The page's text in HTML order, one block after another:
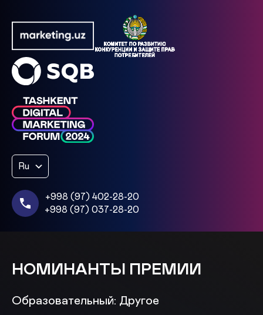
Ru
+998 (97) 402-28-20
+998 (97) 037-28-20
НОМИНАНТЫ ПРЕМИИ
Образовательный: Другое